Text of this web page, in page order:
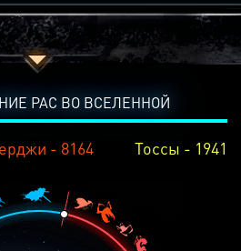
РАС ВО ВСЕЛЕННОЙ
- 8164 Тоссы - 1941